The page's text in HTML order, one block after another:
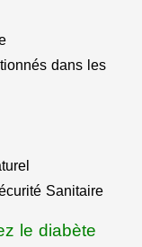
dans les
Sanitaire
le diabète